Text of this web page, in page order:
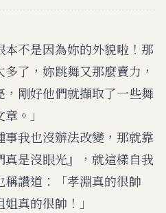
不是因為妳的外貌啦！那
了，妳跳舞又那麼賣力，
剛好他們就擷取了一些舞
。」
我也沒辦法改變，那就靠
是沒眼光』，就這樣自我
讚道：「孝淵真的很帥
真的很帥！」